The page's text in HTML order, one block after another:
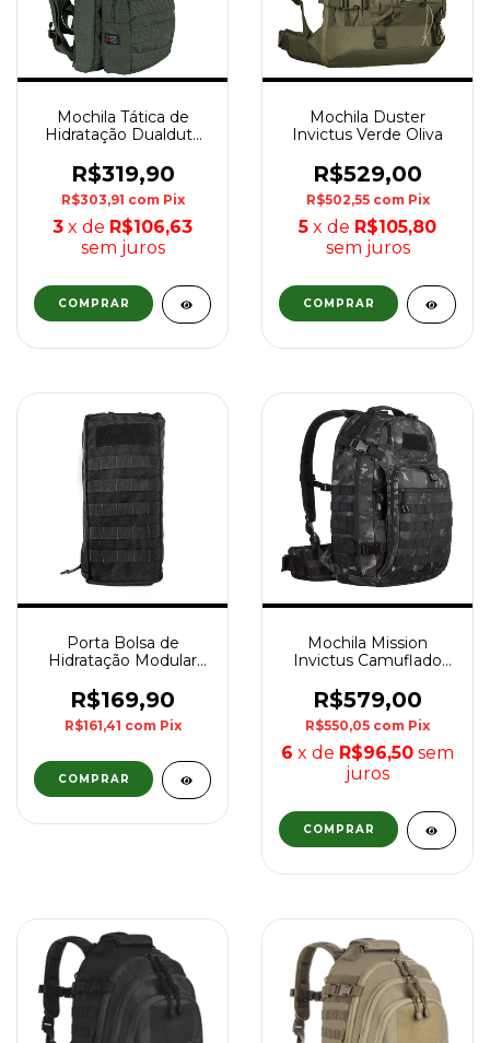
Mochila Tática de
Hidratação Dualduty
R$319,90
R$303,91 com Pix
3 x de R$106,63
sem juros
Mochila Duster
Invictus Verde Oliva
R$529,00
R$502,55 com Pix
5 x de R$105,80
sem juros
Porta Bolsa de
Hidratação Modular
- Preto
R$169,90
R$161,41 com Pix
Mochila Mission
Invictus Camuflado
R$579,00
R$550,05 com Pix
6 x de R$96,50 sem
juros